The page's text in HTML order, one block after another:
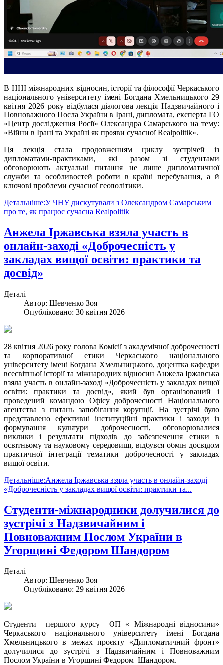
В ННІ міжнародних відносин, історії та філософії Черкаського
національного університету імені Богдана Хмельницького 29
квітня 2026 року відбулася діалогова лекція Надзвичайного і
Повноважного Посла України в Ірані, дипломата, експерта ГО
«Центр дослідження Росії» Олександра Самарського на тему:
«Війни в Ірані та Україні як прояви сучасної Realpolitik».
Ця лекція стала продовженням циклу зустрічей із
дипломатами-практиками, які разом зі студентами
обговорюють актуальні питання не лише дипломатичної
служби та особливостей роботи в країні перебування, а й
ключові проблеми сучасної геополітики.
Детальніше:У ЧНУ дискутували з Олександром Самарським
про те, як працює сучасна Realpolitik
Анжела Іржавська взяла участь в
онлайн-заході «Доброчесність у
закладах вищої освіти: практики та
досвід»
Деталі
Автор: Шевченко Зоя
Опубліковано: 30 квітня 2026
28 квітня 2026 року голова Комісії з академічної доброчесності
та корпоративної етики Черкаського національного
університету імені Богдана Хмельницького, доцентка кафедри
всесвітньої історії та міжнародних відносин Анжела Іржавська
взяла участь в онлайн-заході «Доброчесність у закладах вищої
освіти: практики та досвід», який був організований і
проведений командою Офісу доброчесності Національного
агентства з питань запобігання корупції. На зустрічі було
представлено ефективні інституційні практики і заходи із
формування культури доброчесності, обговорювалися
виклики і результати підходів до забезпечення етики в
освітньому та науковому середовищі, відбувся обмін досвідом
практичної інтеграції тематики доброчесності у закладах
вищої освіти.
Детальніше:Анжела Іржавська взяла участь в онлайн-заході
«Доброчесність у закладах вищої освіти: практики та...
Студенти-міжнародники долучилися до
зустрічі з Надзвичайним і
Повноважним Послом України в
Угорщині Федором Шандором
Деталі
Автор: Шевченко Зоя
Опубліковано: 29 квітня 2026
Студенти першого курсу ОП « Міжнародні відносини»
Черкаського національного університету імені Богдана
Хмельницького в межах проєкту «Дипломатичний фронт»
долучилися до зустрічі з Надзвичайним і Повноважним
Послом України в Угорщині Федором Шандором.